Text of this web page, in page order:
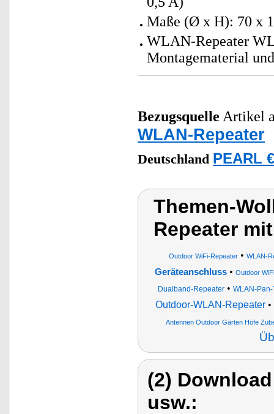
Maße (Ø x H): 70 x
WLAN-Repeater
Montagematerial
Bezugsquelle Artikel
WLAN-Repeater
Deutschland PEARL
Themen-
Repeater
Outdoor WiFi-Repeater • WLAN-
Geräteanschluss • Outdoor WiFi
Dualband-Repeater• WLAN-
Outdoor-WLAN-Repeater•
Antennen Outdoor Gärten Höfe
(2)
usw.: